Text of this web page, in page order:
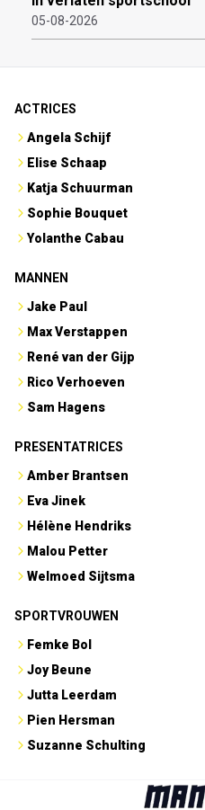
05-08-2026
ACTRICES
Angela Schijf
Elise Schaap
Katja Schuurman
Sophie Bouquet
Yolanthe Cabau
MANNEN
Jake Paul
Max Verstappen
René van der Gijp
Rico Verhoeven
Sam Hagens
PRESENTATRICES
Amber Brantsen
Eva Jinek
Hélène Hendriks
Malou Petter
Welmoed Sijtsma
SPORTVROUWEN
Femke Bol
Joy Beune
Jutta Leerdam
Pien Hersman
Suzanne Schulting